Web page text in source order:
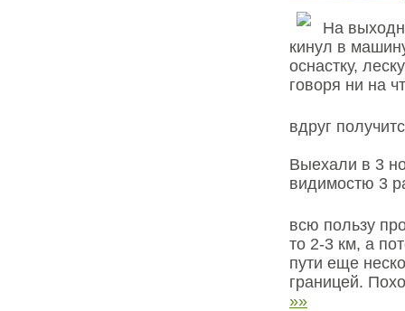
На
кинул в
оснастку,
говоря ни на
вдруг
Выехали в 3
видимостю 3
всю пользу
то 2-3 км, а
пути еще
границей.
»»